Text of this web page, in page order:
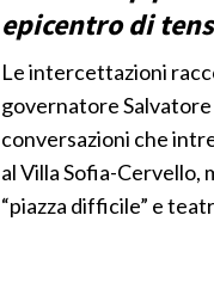
epicentro di
Le intercettazioni
governatore
conversazioni che
al Villa Sofia-Cervello,
“piazza difficile” e